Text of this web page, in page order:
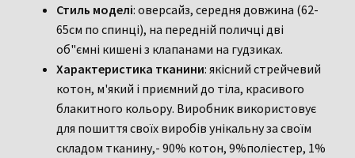
Стиль моделі: оверсайз, середня довжина (62-
65см по спинці), на передній поличці дві
об"ємні кишені з клапанами на гудзиках.
Характеристика тканини: якісний стрейчевий
котон, м'який і приємний до тіла, красивого
блакитного кольору. Виробник використовує
для пошиття своїх виробів унікальну за своїм
складом тканину,- 90% котон, 9%поліестер, 1%